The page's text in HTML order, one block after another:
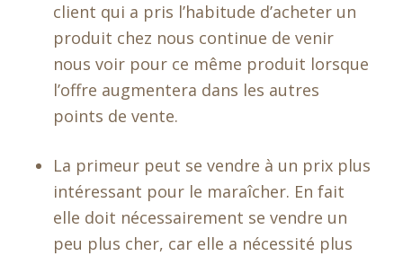
client qui a pris l’habitude d’acheter un
produit chez nous continue de venir
nous voir pour ce même produit lorsque
l’offre augmentera dans les autres
points de vente.
La primeur peut se vendre à un prix plus
intéressant pour le maraîcher. En fait
elle doit nécessairement se vendre un
peu plus cher, car elle a nécessité plus